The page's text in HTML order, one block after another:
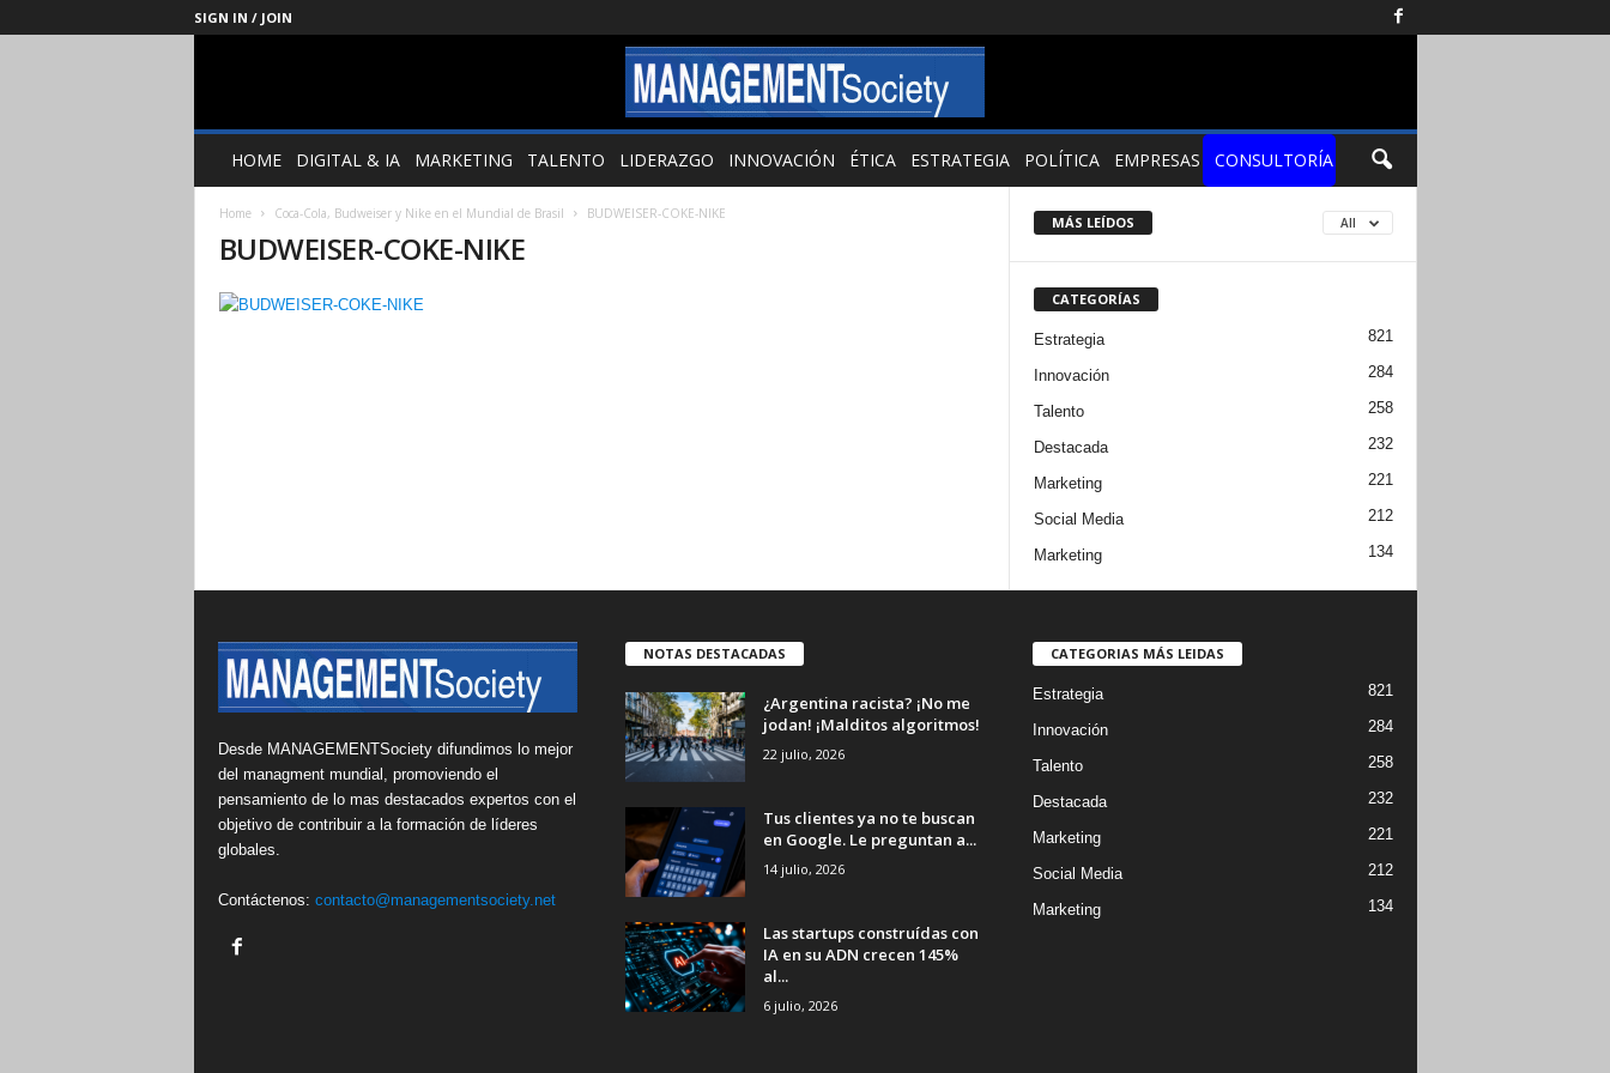
SIGN IN / JOIN
Management
SocietyHOME DIGITAL & IA MARKETING TALENTO LIDERAZGO INNOVACIÓN ÉTICA ESTRATEGIA POLÍTICA EMPRESAS CONSULTORÍA
Home Coca-Cola, Budweiser y Nike en el Mundial de Brasil BUDWEISER-COKE-NIKE
BUDWEISER-COKE-NIKE
MÁS LEÍDOS All
CATEGORÍAS
Estrategia 821
Innovación 284
Talento 258
Destacada 232
Marketing 221
Social Media 212
Marketing 134
Desde MANAGEMENTSociety difundimos lo mejor
del managment mundial, promoviendo el
pensamiento de lo mas destacados expertos con el
objetivo de contribuir a la formación de líderes
globales.
Contáctenos: contacto@managementsociety.net
NOTAS DESTACADAS
¿Argentina racista? ¡No me
jodan! ¡Malditos algoritmos!
22 julio, 2026
Tus clientes ya no te buscan
en Google. Le preguntan a...
14 julio, 2026
Las startups construídas con
IA en su ADN crecen 145%
al...
6 julio, 2026
CATEGORIAS MÁS LEIDAS
Estrategia 821
Innovación 284
Talento 258
Destacada 232
Marketing 221
Social Media 212
Marketing 134